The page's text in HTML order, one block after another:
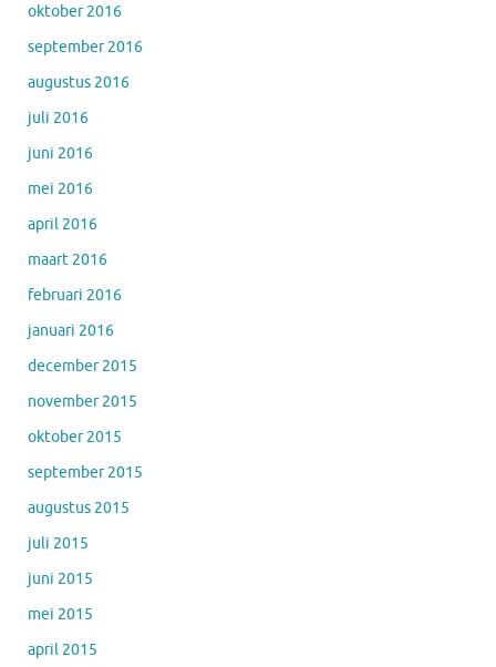
oktober 2016
september 2016
augustus 2016
juli 2016
juni 2016
mei 2016
april 2016
maart 2016
februari 2016
januari 2016
december 2015
november 2015
oktober 2015
september 2015
augustus 2015
juli 2015
juni 2015
mei 2015
april 2015